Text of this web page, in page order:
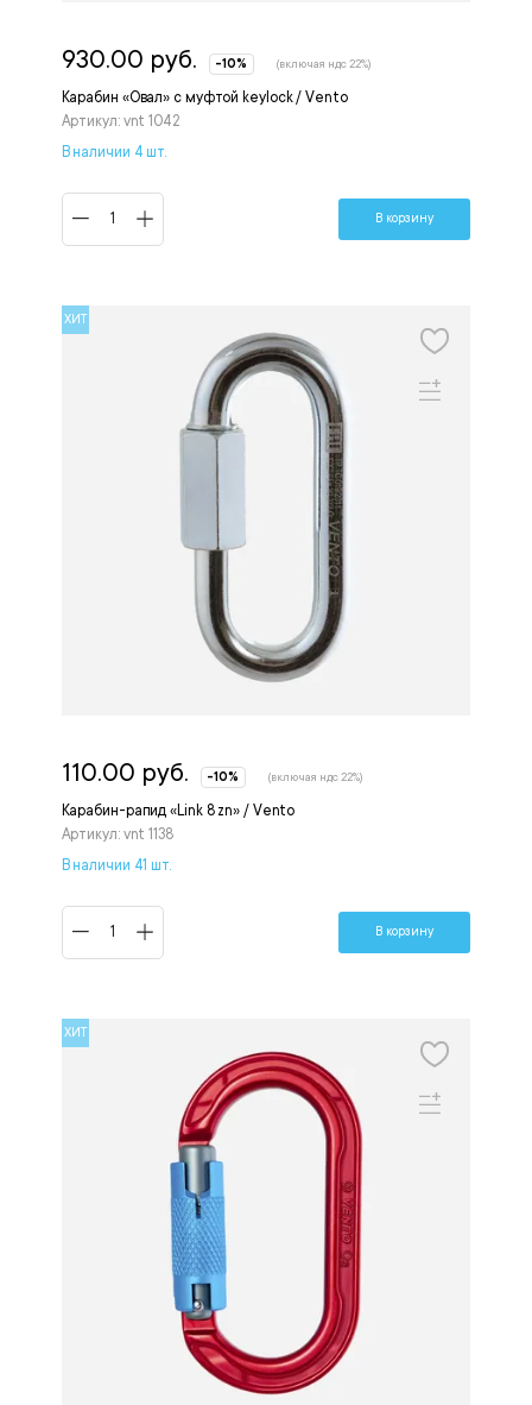
Карабин «Овал» с муфтой keylock / Vento
Артикул: vnt 1042
930.00 руб. -10% (включая ндс 22%)
В наличии 4 шт.
В корзину
ХИТ
Карабин-рапид «Link 8 zn» / Vento
Артикул: vnt 1138
110.00 руб. -10% (включая ндс 22%)
В наличии 41 шт.
В корзину
ХИТ